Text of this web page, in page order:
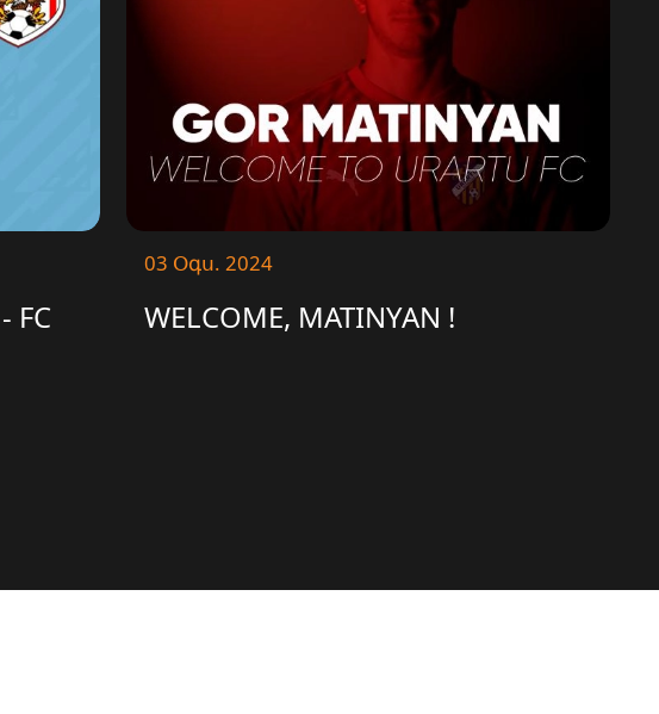
FC
03 Օգս. 2024
WELCOME, MATINYAN !